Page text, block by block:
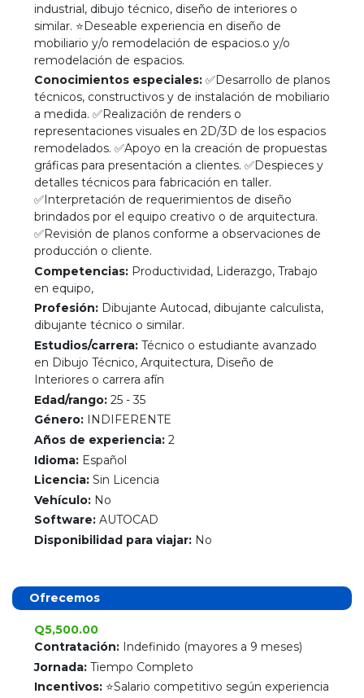
industrial, dibujo técnico, diseño de interiores o
similar. ⭐Deseable experiencia en diseño de
mobiliario y/o remodelación de espacios.o y/o
remodelación de espacios.
Conocimientos especiales: ✅Desarrollo de planos
técnicos, constructivos y de instalación de mobiliario
a medida. ✅Realización de renders o
representaciones visuales en 2D/3D de los espacios
remodelados. ✅Apoyo en la creación de propuestas
gráficas para presentación a clientes. ✅Despieces y
detalles técnicos para fabricación en taller.
✅Interpretación de requerimientos de diseño
brindados por el equipo creativo o de arquitectura.
✅Revisión de planos conforme a observaciones de
producción o cliente.
Competencias: Productividad, Liderazgo, Trabajo
en equipo,
Profesión: Dibujante Autocad, dibujante calculista,
dibujante técnico o similar.
Estudios/carrera: Técnico o estudiante avanzado
en Dibujo Técnico, Arquitectura, Diseño de
Interiores o carrera afín
Edad/rango: 25 - 35
Género: INDIFERENTE
Años de experiencia: 2
Idioma: Español
Licencia: Sin Licencia
Vehículo: No
Software: AUTOCAD
Disponibilidad para viajar: No
Ofrecemos
Q5,500.00
Contratación: Indefinido (mayores a 9 meses)
Jornada: Tiempo Completo
Incentivos: ⭐Salario competitivo según experiencia